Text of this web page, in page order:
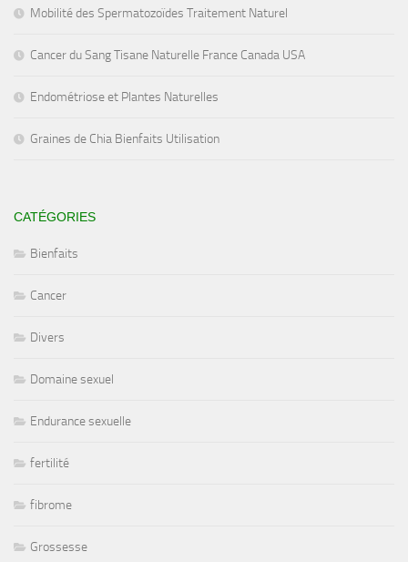
Mobilité des Spermatozoïdes Traitement Naturel
Cancer du Sang Tisane Naturelle France Canada USA
Endométriose et Plantes Naturelles
Graines de Chia Bienfaits Utilisation
CATÉGORIES
Bienfaits
Cancer
Divers
Domaine sexuel
Endurance sexuelle
fertilité
fibrome
Grossesse